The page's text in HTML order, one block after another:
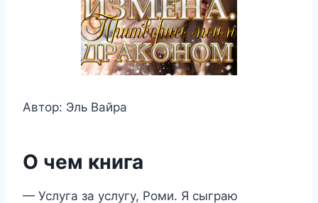
Автор: Эль Вайра
О чем книга
— Услуга за услугу, Роми. Я сыграю